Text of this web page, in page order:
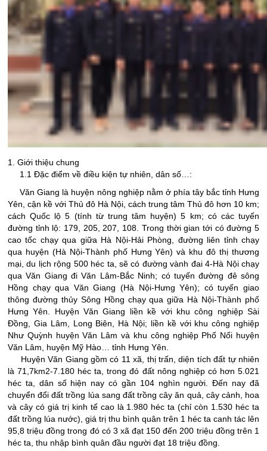
1. Giới thiệu chung
1.1 Đặc điểm về điều kiện tự nhiên, dân số…:
Văn Giang là huyện nông nghiệp nằm ở phía tây bắc tỉnh Hưng
Yên, cận kề với Thủ đô Hà Nội, cách trung tâm Thủ đô hơn 10 km;
cách Quốc lộ 5 (tính từ trung tâm huyện) 5 km; có các tuyến
đường tỉnh lộ: 179, 205, 207, 108. Trong thời gian tới có đường 5
cao tốc chạy qua giữa Hà Nội-Hải Phòng, đường liên tỉnh chạy
qua huyện (Hà Nội-Thành phố Hưng Yên) và khu đô thị thương
mại, du lịch rộng 500 héc ta, sẽ có đường vành đai 4-Hà Nội chạy
qua Văn Giang đi Văn Lâm-Bắc Ninh; có tuyến đường đê sông
Hồng chạy qua Văn Giang (Hà Nội-Hưng Yên); có tuyến giao
thông đường thủy Sông Hồng chạy qua giữa Hà Nội-Thành phố
Hưng Yên. Huyện Văn Giang liền kề với khu công nghiệp Sài
Đồng, Gia Lâm, Long Biên, Hà Nội; liền kề với khu công nghiệp
Như Quỳnh huyện Văn Lâm và khu công nghiệp Phố Nối huyện
Văn Lâm, huyện Mỹ Hào… tỉnh Hưng Yên.
Huyện Văn Giang gồm có 11 xã, thị trấn, diện tích đất tự nhiên
là 71,7km2-7.180 héc ta, trong đó đất nông nghiệp có hơn 5.021
héc ta, dân số hiện nay có gần 104 nghìn người. Đến nay đã
chuyển đổi đất trồng lúa sang đất trồng cây ăn quả, cây cảnh, hoa
và cây có giá trị kinh tế cao là 1.980 héc ta (chỉ còn 1.530 héc ta
đất trồng lúa nước), giá trị thu bình quân trên 1 héc ta canh tác lên
95,8 triệu đồng trong đó có 3 xã đạt 150 đến 200 triệu đồng trên 1
héc ta, thu nhập bình quân đầu người đạt 18 triệu đồng.